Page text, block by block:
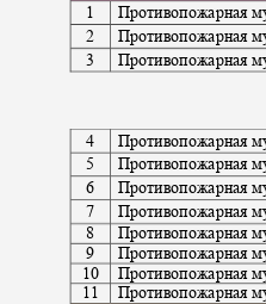
Противопожарная
1
2
3
Противопожарная
Противопожарная
4
5
6
Противопожарная
Противопожарная
Противопожарная
7
8
9
Противопожарная
Противопожарная
Противопожарная
10 Противопожарная
11 Противопожарная